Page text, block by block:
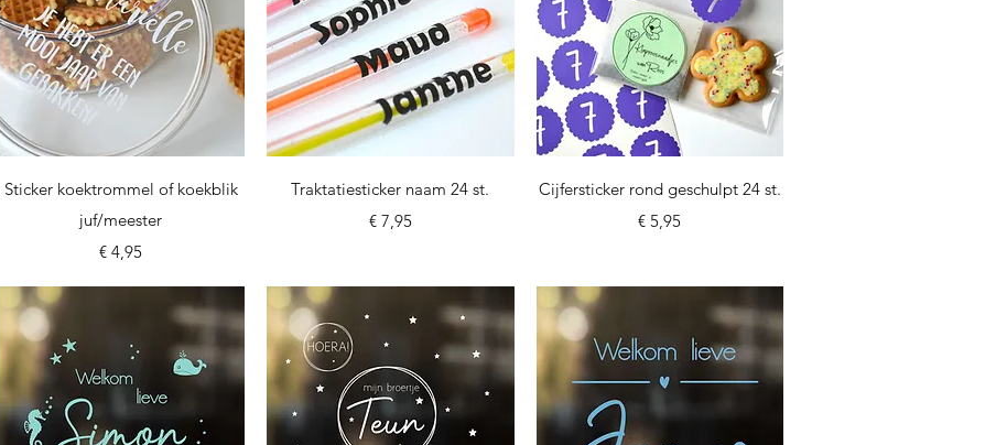
Snel overzicht
Sticker koektrommel of koekblik
juf/meester
Prijs
€ 4,95
Snel overzicht
Traktatiesticker naam 24 st.
Prijs
€ 7,95
Snel overzicht
Cijfersticker rond geschulpt 24 st.
Prijs
€ 5,95